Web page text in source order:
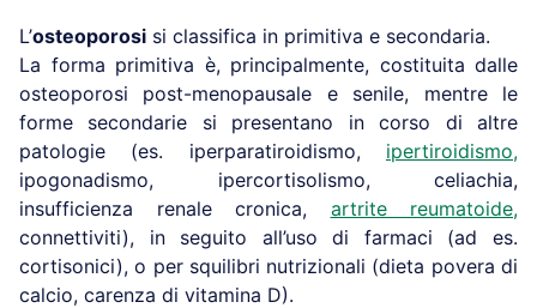
L’osteoporosi si classifica in primitiva e secondaria.
La forma primitiva è, principalmente, costituita dalle
osteoporosi post-menopausale e senile, mentre le
forme secondarie si presentano in corso di altre
patologie (es. iperparatiroidismo, ipertiroidismo,
ipogonadismo, ipercortisolismo, celiachia,
insufficienza renale cronica, artrite reumatoide,
connettiviti), in seguito all’uso di farmaci (ad es.
cortisonici), o per squilibri nutrizionali (dieta povera di
calcio, carenza di vitamina D).